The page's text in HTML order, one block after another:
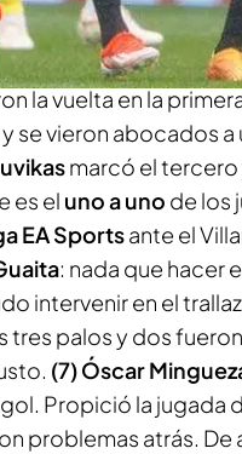
los ocho puntos del
el Celta el gol
la vuelta en la
se vieron abocados
marcó el
es el uno a uno de los
EA Sportsante el
: nada que hacer
intervenir en el
tres palos y dos
(7) Óscar
Propició la jugada
problemas atrás. De